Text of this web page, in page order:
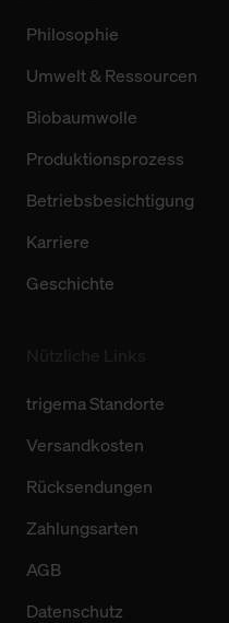
Philosophie
Umwelt & Ressourcen
Biobaumwolle
Produktionsprozess
Betriebsbesichtigung
Karriere
Geschichte
trigema Standorte
Versandkosten
Rücksendungen
Zahlungsarten
AGB
Datenschutz